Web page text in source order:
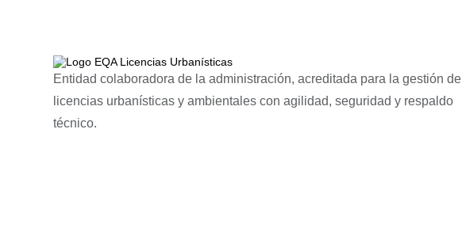
Entidad colaboradora de la administración, acreditada para la gestión de
licencias urbanísticas y ambientales con agilidad, seguridad y respaldo
técnico.